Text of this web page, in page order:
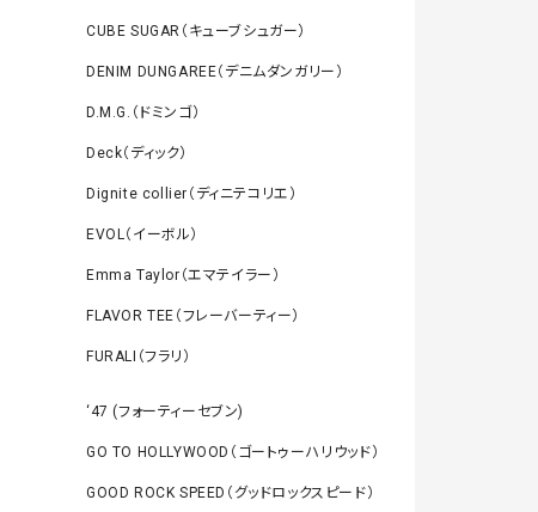
CUBE SUGAR（キューブシュガー）
DENIM DUNGAREE（デニムダンガリー）
D.M.G.（ドミンゴ）
Deck（ディック）
Dignite collier（ディニテコリエ）
EVOL（イーボル）
Emma Taylor（エマテイラー）
FLAVOR TEE（フレーバーティー）
FURALI（フラリ）
‘47 (フォーティーセブン)
GO TO HOLLYWOOD（ゴートゥーハリウッド）
GOOD ROCK SPEED（グッドロックスピード）